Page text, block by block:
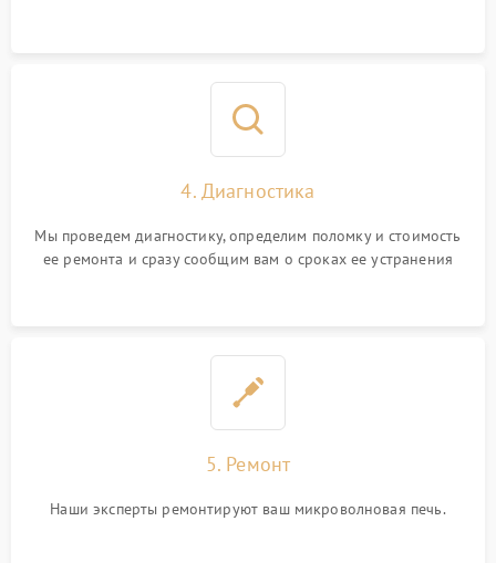
4. Диагностика
Мы проведем диагностику, определим поломку и стоимость
ее ремонта и сразу сообщим вам о сроках ее устранения
5. Ремонт
Наши эксперты ремонтируют ваш микроволновая печь.